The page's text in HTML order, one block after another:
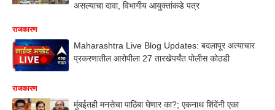
असल्याचा दावा, विभागीय आयुक्तांकडे पत्र
राजकारण
Maharashtra Live Blog Updates: बदलापूर अत्याचार
प्रकरणातील आरोपीला 27 तारखेपर्यंत पोलीस कोठडी
राजकारण
मुंबईतही मनसेचा पाठिंबा घेणार का?; एकनाथ शिंदेंनी एका